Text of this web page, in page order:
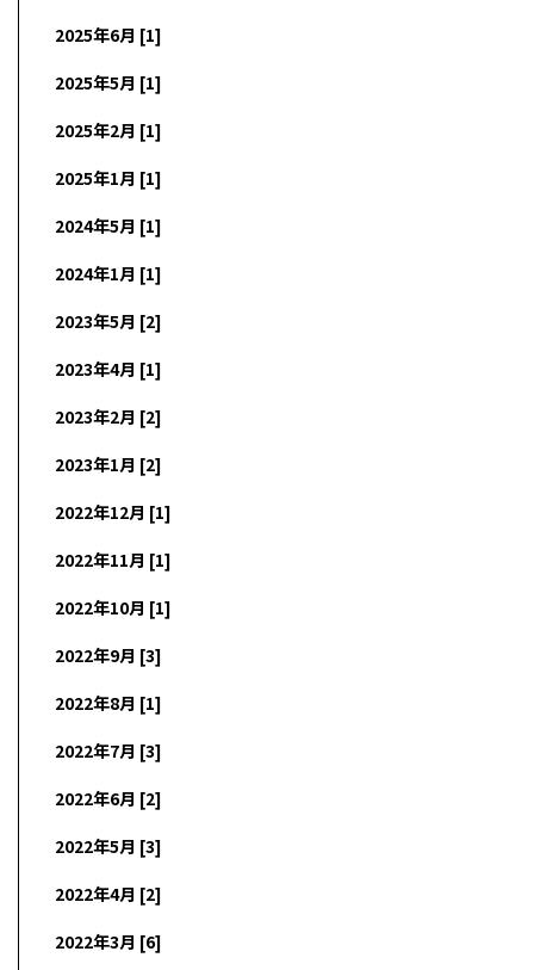
2025年6月 [1]
2025年5月 [1]
2025年2月 [1]
2025年1月 [1]
2024年5月 [1]
2024年1月 [1]
2023年5月 [2]
2023年4月 [1]
2023年2月 [2]
2023年1月 [2]
2022年12月 [1]
2022年11月 [1]
2022年10月 [1]
2022年9月 [3]
2022年8月 [1]
2022年7月 [3]
2022年6月 [2]
2022年5月 [3]
2022年4月 [2]
2022年3月 [6]